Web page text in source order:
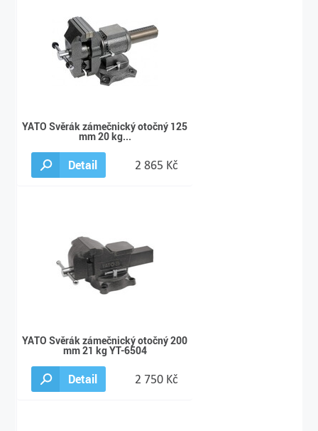
YATO Svěrák zámečnický otočný 125
mm 20 kg...
Detail 2 865 Kč
YATO Svěrák zámečnický otočný 200
mm 21 kg YT-6504
Detail 2 750 Kč